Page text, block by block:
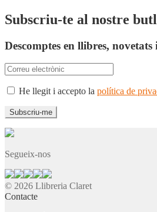
Subscriu-te al nostre
Descomptes en llibres, novetats
He llegit i accepto la política de
Segueix-nos
© 2026 Llibreria Claret
Contacte